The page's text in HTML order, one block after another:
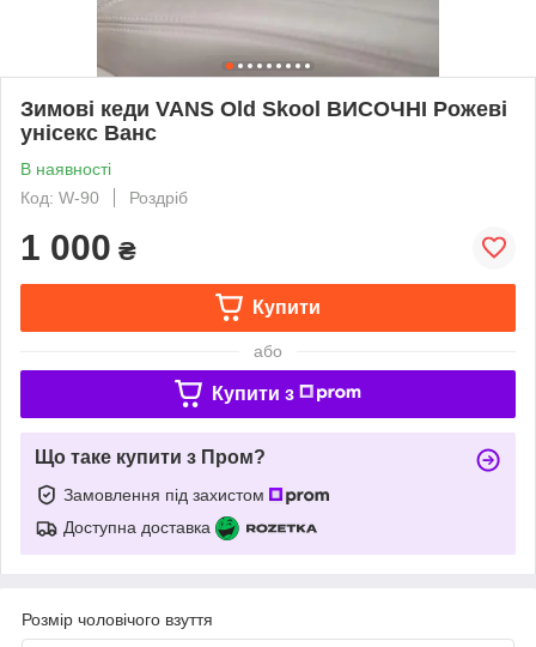
Зимові кеди VANS Old Skool ВИСОЧНІ Рожеві
унісекс Ванс
В наявності
Код: W-90
Роздріб
1 000 ₴
Купити
або
Купити з
Що таке купити з Пром?
Замовлення під захистом
Доступна доставка
Розмір чоловічого взуття